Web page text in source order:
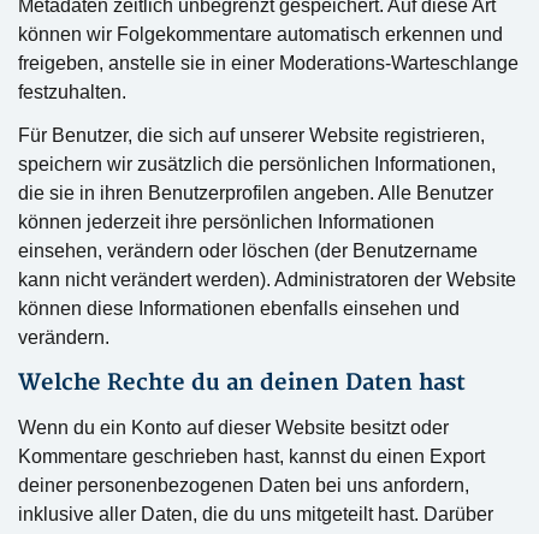
Metadaten zeitlich unbegrenzt gespeichert. Auf diese Art
können wir Folgekommentare automatisch erkennen und
freigeben, anstelle sie in einer Moderations-Warteschlange
festzuhalten.
Für Benutzer, die sich auf unserer Website registrieren,
speichern wir zusätzlich die persönlichen Informationen,
die sie in ihren Benutzerprofilen angeben. Alle Benutzer
können jederzeit ihre persönlichen Informationen
einsehen, verändern oder löschen (der Benutzername
kann nicht verändert werden). Administratoren der Website
können diese Informationen ebenfalls einsehen und
verändern.
Welche Rechte du an deinen Daten hast
Wenn du ein Konto auf dieser Website besitzt oder
Kommentare geschrieben hast, kannst du einen Export
deiner personenbezogenen Daten bei uns anfordern,
inklusive aller Daten, die du uns mitgeteilt hast. Darüber